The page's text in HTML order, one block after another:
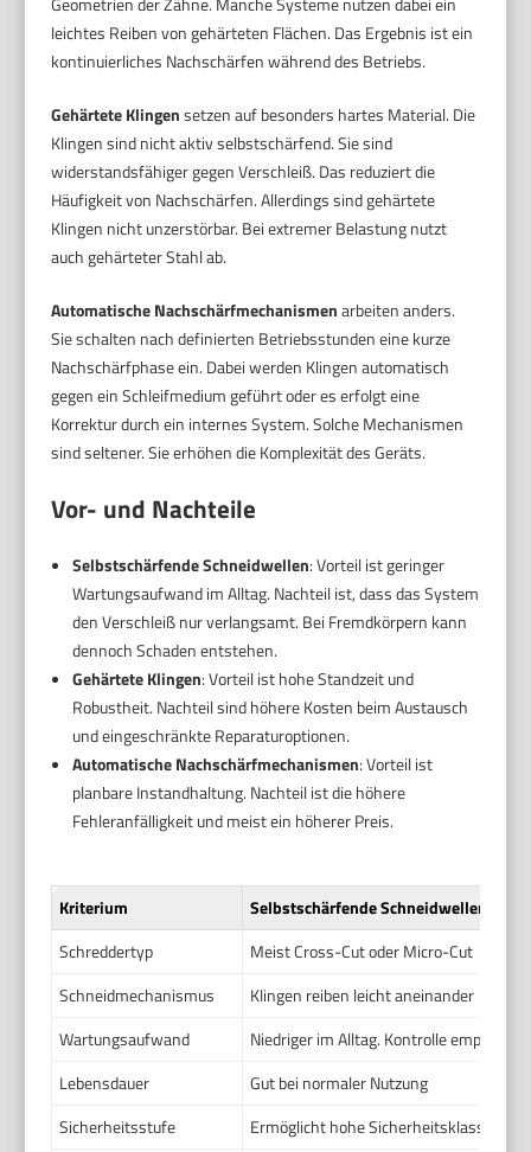
leichtes Reiben von gehärteten Flächen. Das Ergebnis ist ein
kontinuierliches Nachschärfen während des Betriebs.
Gehärtete Klingensetzen auf besonders hartes Material. Die
Klingen sind nicht aktiv selbstschärfend. Sie sind
widerstandsfähiger gegen Verschleiß. Das reduziert die
Häufigkeit von Nachschärfen. Allerdings sind gehärtete
Klingen nicht unzerstörbar. Bei extremer Belastung nutzt
auch gehärteter Stahl ab.
Automatische Nachschärfmechanismenarbeiten anders.
Sie schalten nach definierten Betriebsstunden eine kurze
Nachschärfphase ein. Dabei werden Klingen automatisch
gegen ein Schleifmedium geführt oder es erfolgt eine
Korrektur durch ein internes System. Solche Mechanismen
sind seltener. Sie erhöhen die Komplexität des Geräts.
Vor- und Nachteile
Selbstschärfende Schneidwellen: Vorteil ist geringer
Wartungsaufwand im Alltag. Nachteil ist, dass das System
den Verschleiß nur verlangsamt. Bei Fremdkörpern kann
dennoch Schaden entstehen.
Gehärtete Klingen: Vorteil ist hohe Standzeit und
Robustheit. Nachteil sind höhere Kosten beim Austausch
und eingeschränkte Reparaturoptionen.
Automatische Nachschärfmechanismen: Vorteil ist
planbare Instandhaltung. Nachteil ist die höhere
Fehleranfälligkeit und meist ein höherer Preis.
Kriterium
Selbstschärfende Schneidwellen
Schreddertyp
Meist Cross-Cut oder Micro-Cut
Schneidmechanismus
Klingen reiben leicht aneinander
Wartungsaufwand
Niedriger im Alltag. Kontrolle empfohlen.
Lebensdauer
Gut bei normaler Nutzung
Sicherheitsstufe
Ermöglicht hohe Sicherheitsklassen